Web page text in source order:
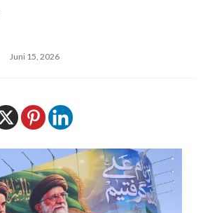
Juni 15, 2026